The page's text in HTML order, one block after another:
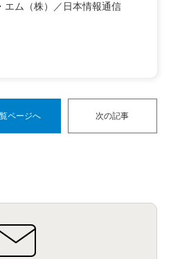
ム（株）／日本情報通信
ページへ 次の記事